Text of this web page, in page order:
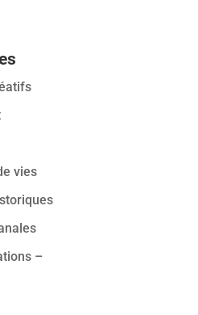
vies
–